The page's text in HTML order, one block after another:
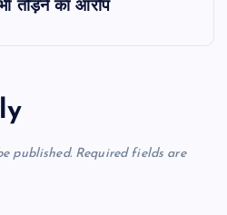
तोड़ने का आरोप
published. Required fields are